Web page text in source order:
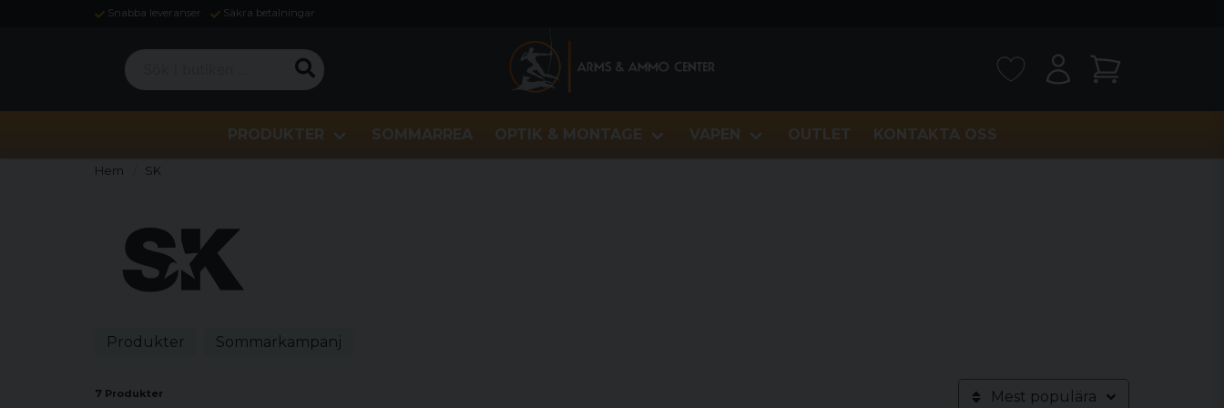
Snabba leveranser Säkra betalningar
Sök i butiken ...
PRODUKTER SOMMARREA OPTIK & MONTAGE VAPEN OUTLET KONTAKTA OSS
Hem SK
Produkter Sommarkampanj
7 Produkter Mest populära